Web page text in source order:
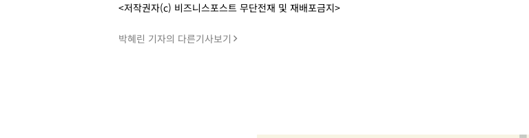
<저작권자(c) 비즈니스포스트 무단전재 및 재배포금지>
박혜린 기자의 다른기사보기